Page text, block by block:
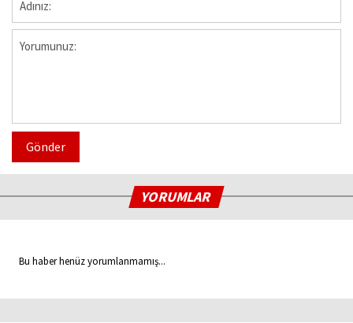
Gönder
YORUMLAR
Bu haber henüz yorumlanmamış...